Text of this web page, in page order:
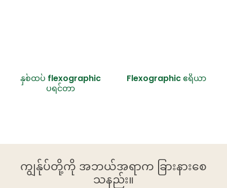
နှစ်ထပ် flexographic
ပရင်တာ
Flexographic ဧရိယာ
ကျွန်ုပ်တို့ကို အဘယ်အရာက ခြားနားစေ
သနည်း။